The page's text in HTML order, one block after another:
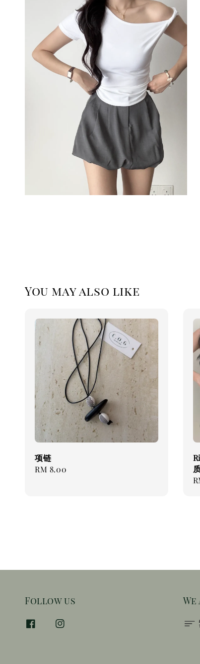
You may also like
项链
Regular
RM 8.00
Follow us